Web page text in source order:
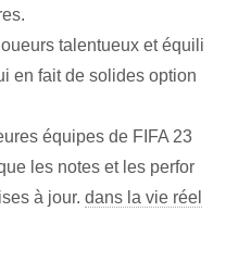
talentueux et équili
en fait de solides option
équipes de FIFA 23
les notes et les perfor
à jour. dans la vie réel